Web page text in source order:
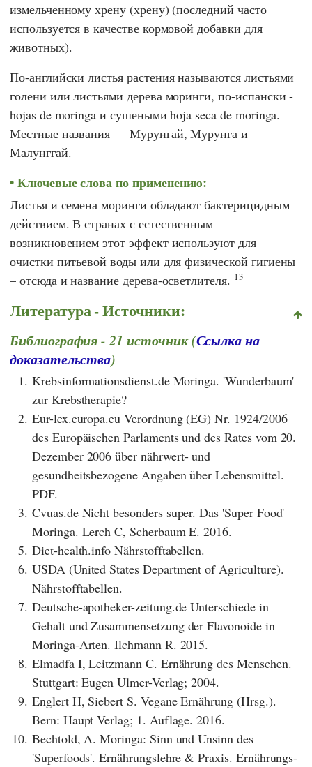
измельченному хрену (хрену) (последний часто
используется в качестве кормовой добавки для
животных).
По-английски листья растения называются листьями
голени или листьями дерева моринги, по-испански -
hojas de moringa и сушеными hoja seca de moringa.
Местные названия — Мурунгай, Мурунга и
Малунггай.
Ключевые слова по применению:
Листья и семена моринги обладают бактерицидным
действием. В странах с естественным
возникновением этот эффект используют для
очистки питьевой воды или для физической гигиены
– отсюда и название дерева-осветлителя. 13
Литература - Источники:
Библиография - 21 источник (Ссылка на
доказательства)
1. Krebsinformationsdienst.de Moringa. 'Wunderbaum'
zur Krebstherapie?
2. Eur-lex.europa.eu Verordnung (EG) Nr. 1924/2006
des Europäischen Parlaments und des Rates vom 20.
Dezember 2006 über nährwert- und
gesundheitsbezogene Angaben über Lebensmittel.
PDF.
3. Cvuas.de Nicht besonders super. Das 'Super Food'
Moringa. Lerch C, Scherbaum E. 2016.
5. Diet-health.info Nährstofftabellen.
6. USDA (United States Department of Agriculture).
Nährstofftabellen.
7. Deutsche-apotheker-zeitung.de Unterschiede in
Gehalt und Zusammensetzung der Flavonoide in
Moringa-Arten. Ilchmann R. 2015.
8. Elmadfa I, Leitzmann C. Ernährung des Menschen.
Stuttgart: Eugen Ulmer-Verlag; 2004.
9. Englert H, Siebert S. Vegane Ernährung (Hrsg.).
Bern: Haupt Verlag; 1. Auflage. 2016.
10. Bechtold, A. Moringa: Sinn und Unsinn des
'Superfoods'. Ernährungslehre & Praxis. Ernährungs-